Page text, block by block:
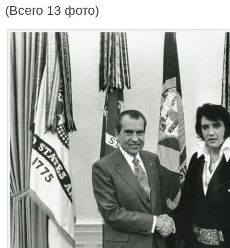
(Всего 13 фото)